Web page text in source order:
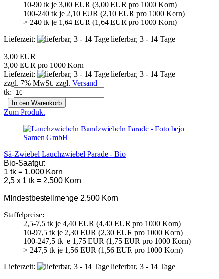
10-90 tk je 3,00 EUR (3,00 EUR pro 1000 Korn)
100-240 tk je 2,10 EUR (2,10 EUR pro 1000 Korn)
> 240 tk je 1,64 EUR (1,64 EUR pro 1000 Korn)
Lieferzeit:
lieferbar, 3 - 14 Tage
3,00 EUR
3,00 EUR pro 1000 Korn
Lieferzeit:
lieferbar, 3 - 14 Tage
zzgl. 7% MwSt. zzgl. Versand
tk:
In den Warenkorb
Zum Produkt
Sä-Zwiebel Lauchzwiebel Parade - Bio
Bio-Saatgut
1 tk = 1.000 Korn
2,5 x 1 tk = 2.500 Korn
MIndestbestellmenge 2.500 Korn
Staffelpreise:
2,5-7,5 tk je 4,40 EUR (4,40 EUR pro 1000 Korn)
10-97,5 tk je 2,30 EUR (2,30 EUR pro 1000 Korn)
100-247,5 tk je 1,75 EUR (1,75 EUR pro 1000 Korn)
> 247,5 tk je 1,56 EUR (1,56 EUR pro 1000 Korn)
Lieferzeit:
lieferbar, 3 - 14 Tage